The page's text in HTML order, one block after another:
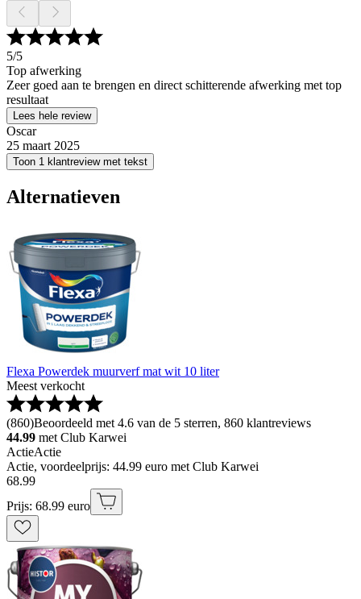
5/5
Top afwerking
Zeer goed aan te brengen en direct schitterende afwerking met top
resultaat
Lees hele review
Oscar
25 maart 2025
Toon 1 klantreview met tekst
Alternatieven
Flexa Powerdek muurverf mat wit 10 liter
Meest verkocht
(860)Beoordeeld met 4.6 van de 5 sterren, 860 klantreviews
44.99 met Club Karwei
ActieActie
Actie, voordeelprijs: 44.99 euro met Club Karwei
68.99
Prijs: 68.99 euro